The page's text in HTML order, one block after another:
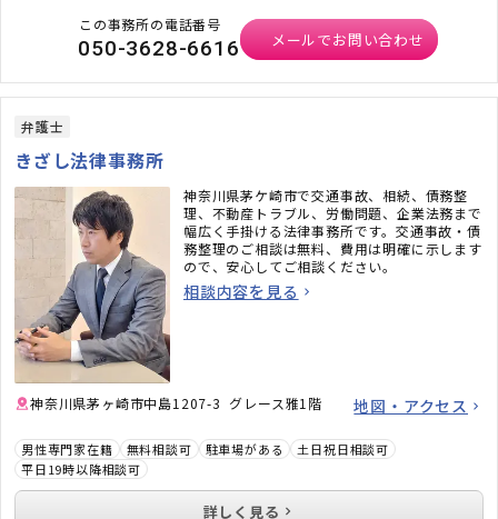
この事務所の電話番号
050-3628-6616 メールでお問い合わせ
弁護士
きざし法律事務所
神奈川県茅ケ崎市で交通事故、相続、債務整
理、不動産トラブル、労働問題、企業法務まで
幅広く手掛ける法律事務所です。交通事故・債
務整理のご相談は無料、費用は明確に示します
ので、安心してご相談ください。
相談内容を見る
神奈川県茅ヶ崎市中島1207-3 グレース雅1階 地図・アクセス
男性専門家在籍 無料相談可 駐車場がある
土日祝日相談可
平日19時以降相談可
詳しく見る